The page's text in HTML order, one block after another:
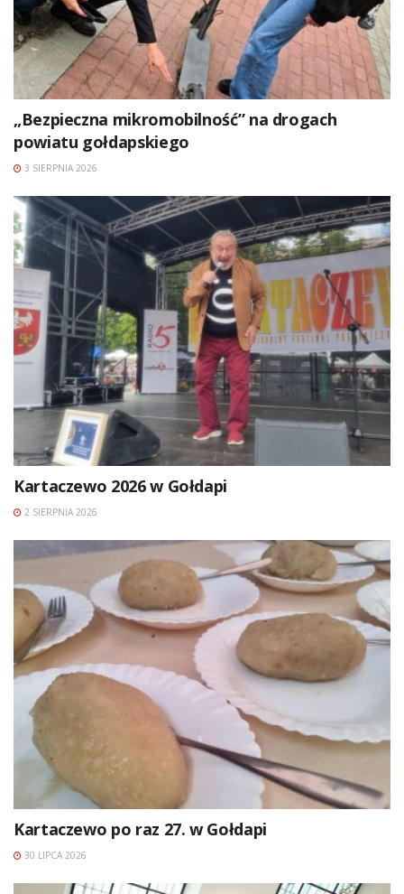
„Bezpieczna mikromobilność” na drogach
powiatu gołdapskiego
3 SIERPNIA 2026
Kartaczewo 2026 w Gołdapi
2 SIERPNIA 2026
Kartaczewo po raz 27. w Gołdapi
30 LIPCA 2026